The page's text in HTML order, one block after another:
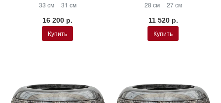
33 см 31 см
16 200 р.
Купить
28 см 27 см
11 520 р.
Купить